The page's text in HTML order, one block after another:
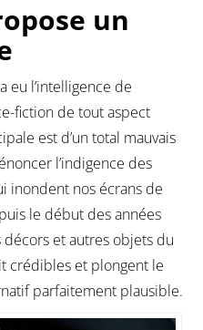
un
eu l’intelligence de
fiction de tout aspect
est d’un total mauvais
l’indigence des
inondent nos écrans de
le début des années
décors et autres objets du
crédibles et plongent le
parfaitement plausible.